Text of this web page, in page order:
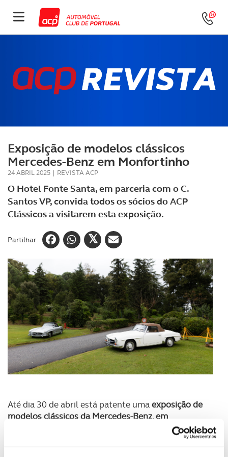
Exposição de modelos clássicos
Mercedes-Benz em Monfortinho
24 ABRIL 2025 | REVISTA ACP
O Hotel Fonte Santa, em parceria com o C.
Santos VP, convida todos os sócios do ACP
Clássicos a visitarem esta exposição.
Partilhar
Até dia 30 de abril está patente umaexposição de
modelos clássicos da Mercedes-Benz, em
. Um desfile de belos exemplares da